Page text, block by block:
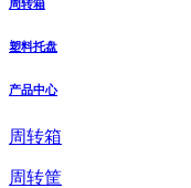
周转箱
塑料托盘
产品中心
周转箱
周转筐